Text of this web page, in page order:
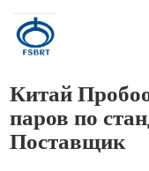
Главная
Китай
паров по
Поставщик